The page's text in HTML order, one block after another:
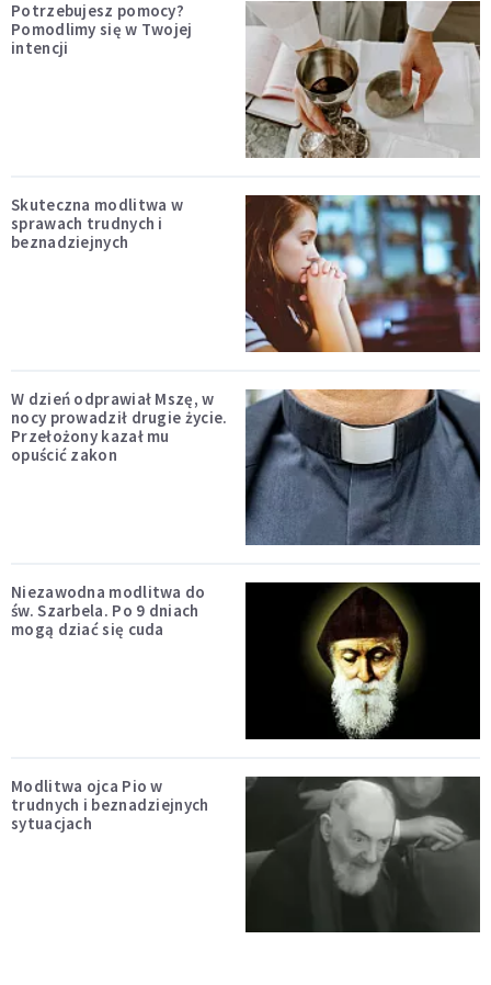
Potrzebujesz pomocy?
Pomodlimy się w Twojej
intencji
Skuteczna modlitwa w
sprawach trudnych i
beznadziejnych
W dzień odprawiał Mszę, w
nocy prowadził drugie życie.
Przełożony kazał mu
opuścić zakon
Niezawodna modlitwa do
św. Szarbela. Po 9 dniach
mogą dziać się cuda
Modlitwa ojca Pio w
trudnych i beznadziejnych
sytuacjach